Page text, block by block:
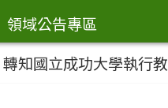
領域公告專區
轉知國立成功大學執行